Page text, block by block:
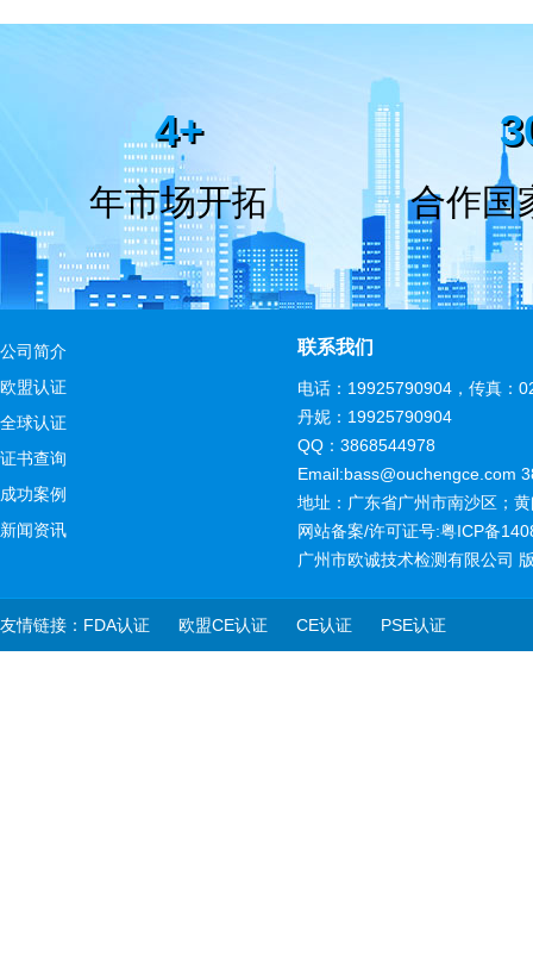
4+
年市场开拓 合作国
公司简介
欧盟认证
全球认证
证书查询
成功案例
新闻资讯
联系我们
电话： 19925790904 ，传真：
丹妮：19925790904
QQ：3868544978
Email:bass@ouchengce.com
地址：广东省广州市南沙区；
网站备案/许可证号:粤ICP备
广州市欧诚技术检测有限公司
友情链接： FDA认证 欧盟CE认证 CE认证 PSE认证